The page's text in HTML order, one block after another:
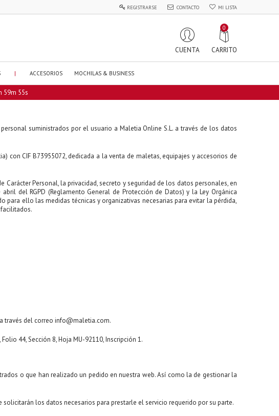
REGISTRARSE CONTACTO MI LISTA
CUENTA CARRITO
0
| ACCESORIOS MOCHILAS & BUSINESS
59m 54s
suministrados por el usuario a Maletia Online S.L. a través de los datos
con CIF B73955072, dedicada a la venta de maletas, equipajes y accesorios de
Personal, la privacidad, secreto y seguridad de los datos personales, en
del RGPD (Reglamento General de Protección de Datos) y la Ley Orgánica
para ello las medidas técnicas y organizativas necesarias para evitar la pérdida,
través del correo info@maletia.com.
44, Sección 8, Hoja MU-92110, Inscripción 1.
o que han realizado un pedido en nuestra web. Así como la de gestionar la
los datos necesarios para prestarle el servicio requerido por su parte.